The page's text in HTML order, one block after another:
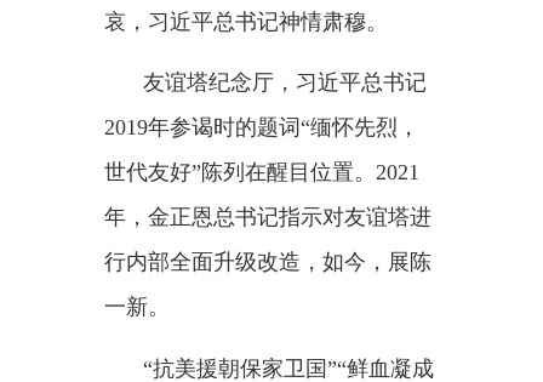
乃至世界的战略格局。
1961年，中朝老一辈领导人签
订《中朝友好合作互助条约》，为
重要政治法律基础。今年是条约签
订65周年，习近平总书记强
调：“双方要隆重举办纪念活动。”
中朝两国和两国人民都是从苦